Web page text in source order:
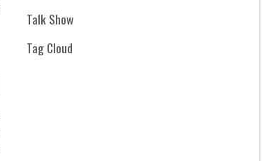
Talk Show
Tag Cloud